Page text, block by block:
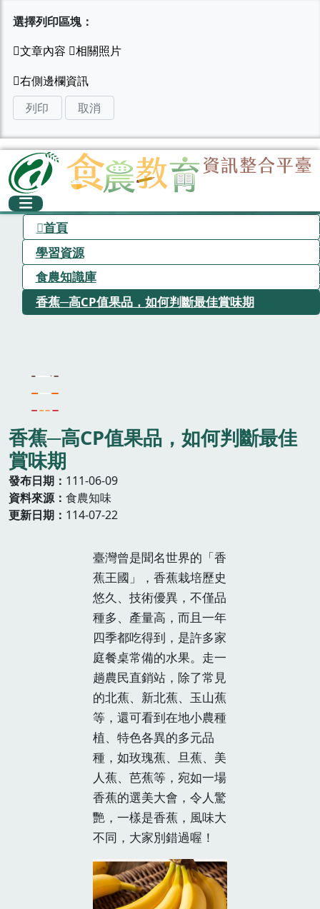
選擇列印區塊：
列印 取消
首頁
學習資源
食農知識庫
香蕉─高CP值果品，如何判斷最佳賞味期
香蕉─高CP值果品，如何判斷最佳
賞味期
發布日期
111-06-09
資料來源
食農知味
更新日期
114-07-22
臺灣曾是聞名世界的「香
蕉王國」，香蕉栽培歷史
悠久、技術優異，不僅品
種多、產量高，而且一年
四季都吃得到，是許多家
庭餐桌常備的水果。走一
趟農民直銷站，除了常見
的北蕉、新北蕉、玉山蕉
等，還可看到在地小農種
植、特色各異的多元品
種，如玫瑰蕉、旦蕉、美
人蕉、芭蕉等，宛如一場
香蕉的選美大會，令人驚
艷，一樣是香蕉，風味大
不同，大家別錯過喔！